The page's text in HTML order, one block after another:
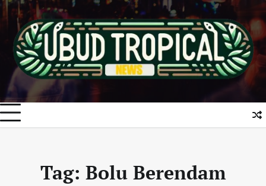
Skip
to
content
Tag: Bolu Berendam